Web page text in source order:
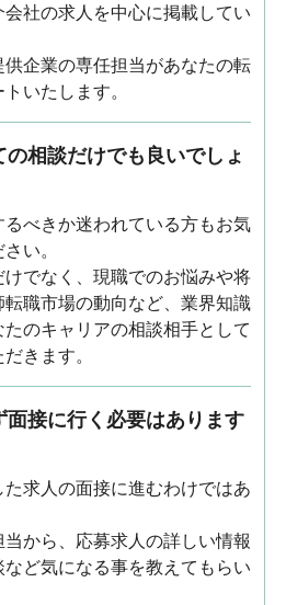
社の求人を中心に掲載してい
企業の専任担当があなたの転
いたします。
相談だけでも良いでしょ
べきか迷われている方もお気
い。
でなく、現職でのお悩みや将
職市場の動向など、業界知識
のキャリアの相談相手として
きます。
面接に行く必要はあります
求人の面接に進むわけではあ
から、応募求人の詳しい情報
ど気になる事を教えてもらい